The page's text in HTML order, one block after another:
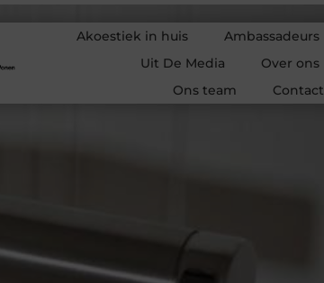
Akoestiek in huis
Ambassadeurs
Uit De Media
Over ons
Ons team
Contact